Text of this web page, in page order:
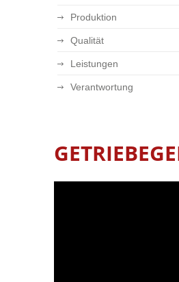
Produktion
Qualität
Leistungen
Verantwortung